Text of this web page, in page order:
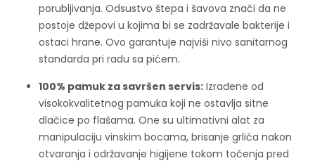
porubljivanja. Odsustvo štepa i šavova znači da ne
postoje džepovi u kojima bi se zadržavale bakterije i
ostaci hrane. Ovo garantuje najviši nivo sanitarnog
standarda pri radu sa pićem.
100% pamuk za savršen servis: Izrađene od
visokokvalitetnog pamuka koji ne ostavlja sitne
dlačice po flašama. One su ultimativni alat za
manipulaciju vinskim bocama, brisanje grlića nakon
otvaranja i održavanje higijene tokom točenja pred